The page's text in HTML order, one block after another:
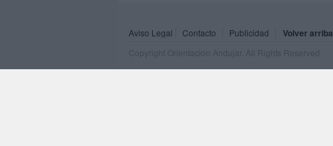
Aviso Legal Contacto Publicidad Volver arriba